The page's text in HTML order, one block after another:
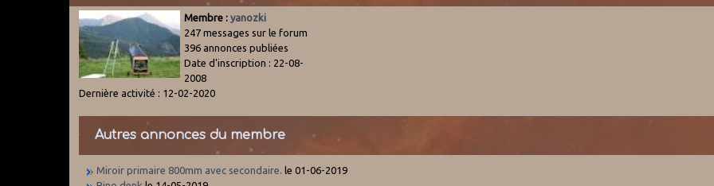
Membre :yanozki
247 messages sur le forum
396 annonces publiées
Date d'inscription : 22-08-
2008
Dernière activité : 12-02-2020
Autres annonces du membre
Miroir primaire 800mm avec secondaire. le 01-06-2019